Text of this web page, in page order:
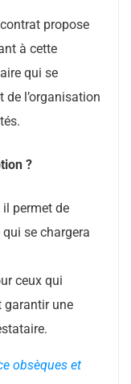
propose
à cette
qui se
de l’organisation
?
il permet de
se chargera
ceux qui
garantir une
obsèques et